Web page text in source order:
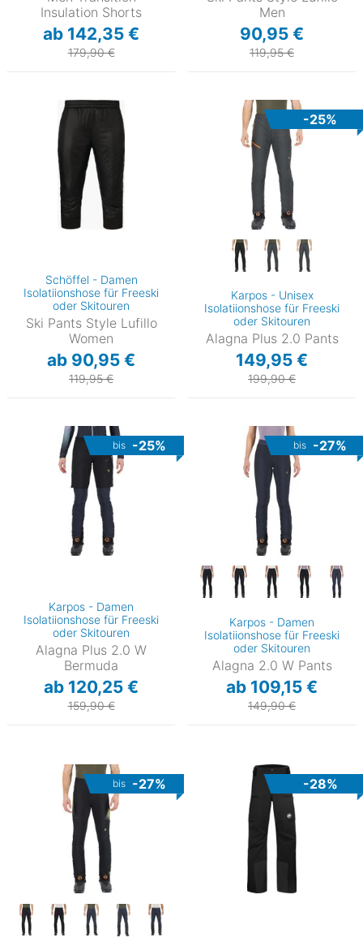
Insulation Shorts
ab 142,35 €
179,90 €
Men
90,95 €
119,95 €
Schöffel - Damen
Isolatiionshose für Freeski
oder Skitouren
Ski Pants Style Lufillo
Women
ab 90,95 €
119,95 €
-25%
Karpos - Unisex
Isolatiionshose für Freeski
oder Skitouren
Alagna Plus 2.0 Pants
149,95 €
199,90 €
bis -25%
Karpos - Damen
Isolatiionshose für Freeski
oder Skitouren
Alagna Plus 2.0 W
Bermuda
ab 120,25 €
159,90 €
bis -27%
Karpos - Damen
Isolatiionshose für Freeski
oder Skitouren
Alagna 2.0 W Pants
ab 109,15 €
149,90 €
bis -27% -28%